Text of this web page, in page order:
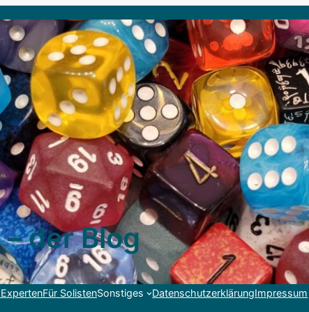
der Blog
Für SolistenSonstiges DatenschutzerklärungImpressum